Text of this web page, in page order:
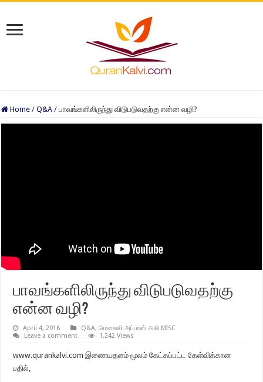
Home / Q&A / பாவங்களிலிருந்து விடுபடுவதற்கு என்ன வழி?
பாவங்களிலிருந்து விடுபடுவதற்கு
என்ன வழி?
April 4, 2016 Q&A,மௌலவி அப்பாஸ் அலி MISC
Leave a comment
1,242 Views
www.qurankalvi.com இணையதளம் மூலம் கேட்கப்பட்ட கேள்விக்கான
பதில்,